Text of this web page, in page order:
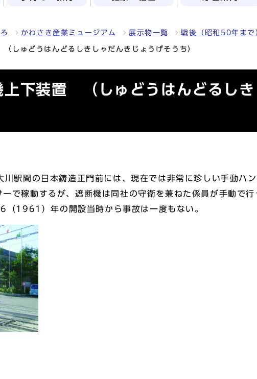
かわさき産業ミュージアム 展示物一覧 戦後（昭和50年まで
しゅどうはんどるしきしゃだんきじょうげそうち）
上下装置 （しゅどうはんどるし
駅間の日本鋳造正門前には、現在では非常に珍しい手動ハ
で稼動するが、遮断機は同社の守衛を兼ねた係員が手動で
（1961）年の開設当時から事故は一度もない。